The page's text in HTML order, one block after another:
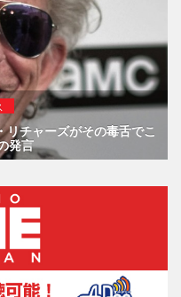
チャーズがその毒舌でこ
発言